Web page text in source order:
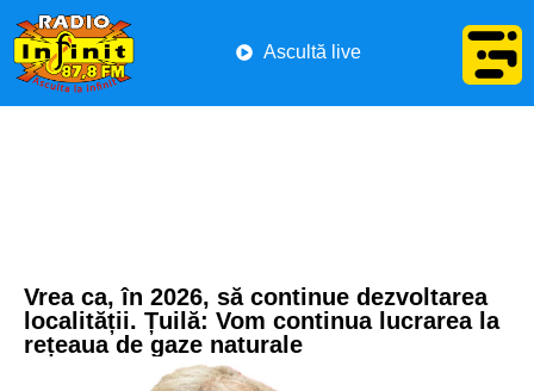
Ascultă live
Vrea ca, în 2026, să continue dezvoltarea
localității. Țuilă: Vom continua lucrarea la
rețeaua de gaze naturale